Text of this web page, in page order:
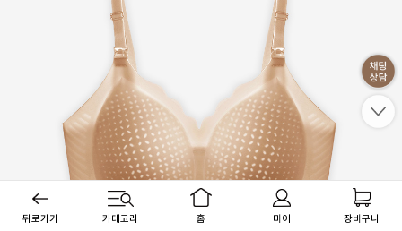
뒤로가기 카테고리 홈 마이 장바구니